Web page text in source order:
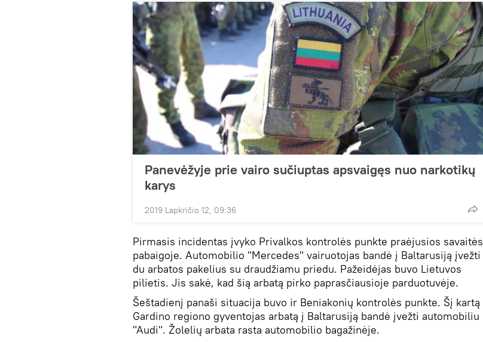
Panevėžyje prie vairo sučiuptas apsvaigęs nuo narkotikų
karys
2019 Lapkričio 12, 09:36
Pirmasis incidentas įvyko Privalkos kontrolės punkte praėjusios savaitės
pabaigoje. Automobilio "Mercedes" vairuotojas bandė į Baltarusiją įvežti
du arbatos pakelius su draudžiamu priedu. Pažeidėjas buvo Lietuvos
pilietis. Jis sakė, kad šią arbatą pirko paprasčiausioje parduotuvėje.
Šeštadienį panaši situacija buvo ir Beniakonių kontrolės punkte. Šį kartą
Gardino regiono gyventojas arbatą į Baltarusiją bandė įvežti automobiliu
"Audi". Žolelių arbata rasta automobilio bagažinėje.